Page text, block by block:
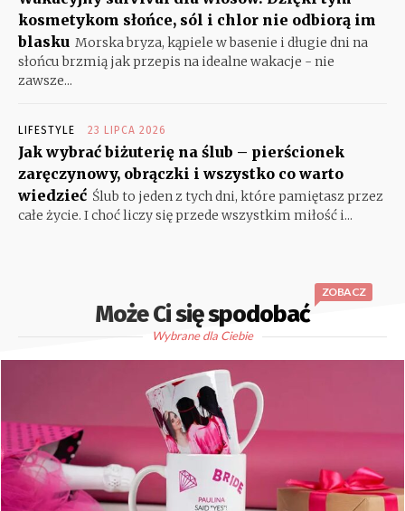
kosmetykom słońce, sól i chlor nie odbiorą im
blasku Morska bryza, kąpiele w basenie i długie dni na
słońcu brzmią jak przepis na idealne wakacje - nie
zawsze...
LIFESTYLE 23 LIPCA 2026
Jak wybrać biżuterię na ślub – pierścionek
zaręczynowy, obrączki i wszystko co warto
wiedzieć Ślub to jeden z tych dni, które pamiętasz przez
całe życie. I choć liczy się przede wszystkim miłość i...
Może Ci się spodobać
ZOBACZ
Wybrane dla Ciebie